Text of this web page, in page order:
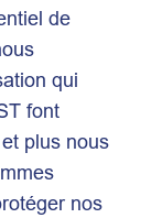
de
qui
font
plus nous
nos